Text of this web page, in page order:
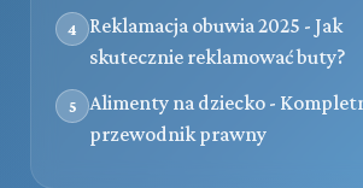
4
Reklamacja obuwia 2025 - Jak
skutecznie reklamować buty?
5
Alimenty na dziecko -
przewodnik prawny